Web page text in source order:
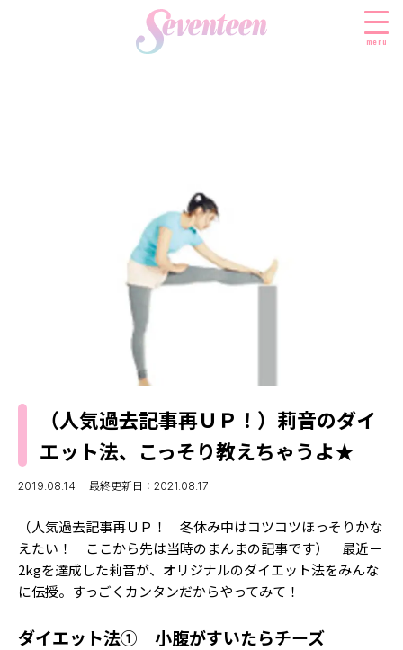
menu
ファッションニュース
ビューティニュース
ベストコスメ
ヘアアレンジ・ヘアケア
スクールニュース
学校ヘアメイク
勉強・受験・進路
ENTERTAINMENT
エンタメニュース
LIFESTYLE
ライフスタイルニュース
JKランキング・アワード
モデルの購入品
おでかけ
MODELS
MODEL'S BLOG
TikTok
Instagram
YouTube
FORTUNE
MISS SEVENTEEN
（人気過去記事再ＵＰ！）莉音のダイ
エット法、こっそり教えちゃうよ★
2019.08.14 最終更新日：2021.08.17
（人気過去記事再ＵＰ！ 冬休み中はコツコツほっそりかな
えたい！ ここから先は当時のまんまの記事です） 最近－
2kgを達成した莉音が、オリジナルのダイエット法をみんな
に伝授。すっごくカンタンだからやってみて！
ダイエット法① 小腹がすいたらチーズ